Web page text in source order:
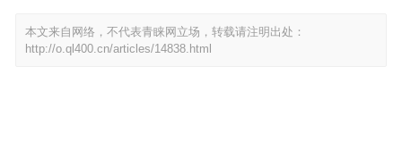
本文来自网络，不代表青睐网立场，转载请注明出处：
http://o.ql400.cn/articles/14838.html